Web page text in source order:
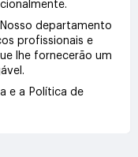
Nosso departamento
profissionais e
lhe fornecerão um
e a Política de